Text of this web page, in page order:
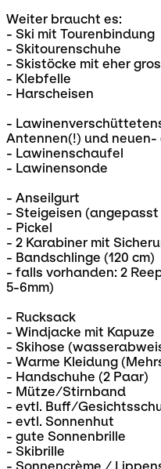
Weiter braucht es:
- Ski mit Tourenbindung
- Skitourenschuhe
- Skistöcke mit eher
- Klebfelle
- Harscheisen
-
Antennen(!) und
- Lawinenschaufel
- Lawinensonde
- Anseilgurt
- Steigeisen
- Pickel
- 2 Karabiner mit
- Bandschlinge (120 cm)
- falls vorhanden: 2
5-6mm)
- Rucksack
- Windjacke mit Kapuze
- Skihose
- Warme Kleidung
- Handschuhe (2 Paar)
- Mütze/Stirnband
- evtl. Buff/
- evtl. Sonnenhut
- gute Sonnenbrille
- Skibrille